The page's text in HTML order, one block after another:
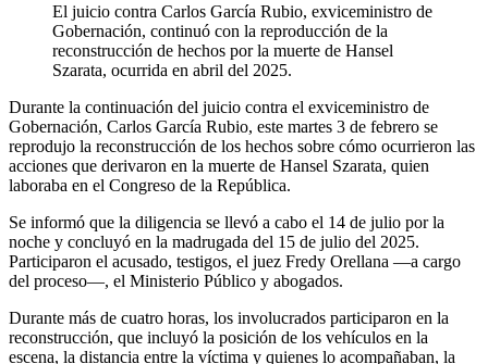
El juicio contra Carlos García Rubio, exviceministro de
Gobernación, continuó con la reproducción de la
reconstrucción de hechos por la muerte de Hansel
Szarata, ocurrida en abril del 2025.
Durante la continuación del juicio contra el exviceministro de
Gobernación, Carlos García Rubio, este martes 3 de febrero se
reprodujo la reconstrucción de los hechos sobre cómo ocurrieron las
acciones que derivaron en la muerte de Hansel Szarata, quien
laboraba en el Congreso de la República.
Se informó que la diligencia se llevó a cabo el 14 de julio por la
noche y concluyó en la madrugada del 15 de julio del 2025.
Participaron el acusado, testigos, el juez Fredy Orellana —a cargo
del proceso—, el Ministerio Público y abogados.
Durante más de cuatro horas, los involucrados participaron en la
reconstrucción, que incluyó la posición de los vehículos en la
escena, la distancia entre la víctima y quienes lo acompañaban, la